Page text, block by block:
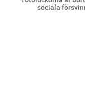
sociala